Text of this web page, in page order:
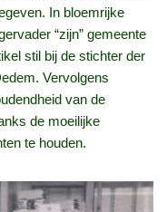
In bloemrijke
“zijn” gemeente
stil bij de stichter der
Vervolgens
van de
de moeilijke
te houden.